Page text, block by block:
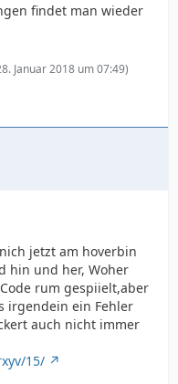
findet man wieder
Januar 2018 um 07:49)
jetzt am hoverbin
hin und her, Woher
rum gespiielt,aber
irgendein ein Fehler
auch nicht immer
15/